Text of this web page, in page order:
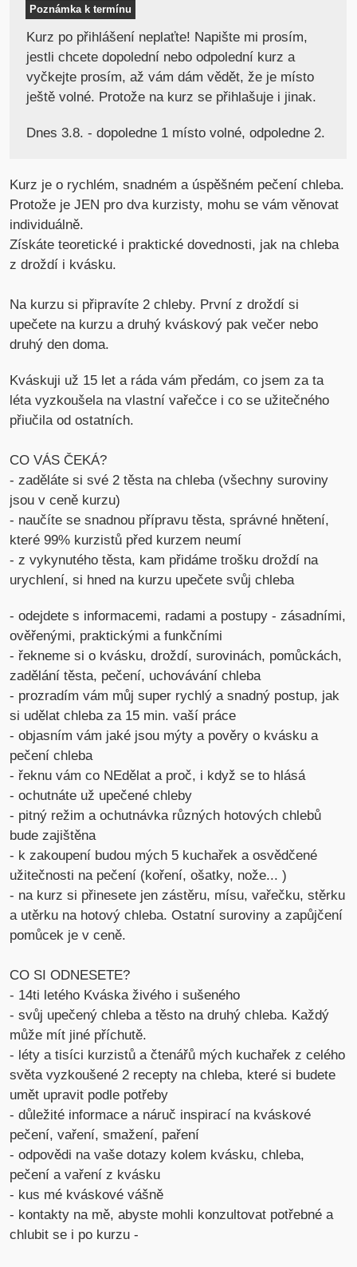
Poznámka k termínu
Kurz po přihlášení neplaťte! Napište mi prosím,
jestli chcete dopolední nebo odpolední kurz a
vyčkejte prosím, až vám dám vědět, že je místo
ještě volné. Protože na kurz se přihlašuje i jinak.
Dnes 3.8. - dopoledne 1 místo volné, odpoledne 2.
Kurz je o rychlém, snadném a úspěšném pečení chleba.
Protože je JEN pro dva kurzisty, mohu se vám věnovat
individuálně.
Získáte teoretické i praktické dovednosti, jak na chleba
z droždí i kvásku.
Na kurzu si připravíte 2 chleby. První z droždí si
upečete na kurzu a druhý kváskový pak večer nebo
druhý den doma.
Kváskuji už 15 let a ráda vám předám, co jsem za ta
léta vyzkoušela na vlastní vařečce i co se užitečného
přiučila od ostatních.
CO VÁS ČEKÁ?
- zaděláte si své 2 těsta na chleba (všechny suroviny
jsou v ceně kurzu)
- naučíte se snadnou přípravu těsta, správné hnětení,
které 99% kurzistů před kurzem neumí
- z vykynutého těsta, kam přidáme trošku droždí na
urychlení, si hned na kurzu upečete svůj chleba
- odejdete s informacemi, radami a postupy - zásadními,
ověřenými, praktickými a funkčními
- řekneme si o kvásku, droždí, surovinách, pomůckách,
zadělání těsta, pečení, uchovávání chleba
- prozradím vám můj super rychlý a snadný postup, jak
si udělat chleba za 15 min. vaší práce
- objasním vám jaké jsou mýty a pověry o kvásku a
pečení chleba
- řeknu vám co NEdělat a proč, i když se to hlásá
- ochutnáte už upečené chleby
- pitný režim a ochutnávka různých hotových chlebů
bude zajištěna
- k zakoupení budou mých 5 kuchařek a osvědčené
užitečnosti na pečení (koření, ošatky, nože... )
- na kurz si přinesete jen zástěru, mísu, vařečku, stěrku
a utěrku na hotový chleba. Ostatní suroviny a zapůjčení
pomůcek je v ceně.
CO SI ODNESETE?
- 14ti letého Kváska živého i sušeného
- svůj upečený chleba a těsto na druhý chleba. Každý
může mít jiné příchutě.
- léty a tisíci kurzistů a čtenářů mých kuchařek z celého
světa vyzkoušené 2 recepty na chleba, které si budete
umět upravit podle potřeby
- důležité informace a náruč inspirací na kváskové
pečení, vaření, smažení, paření
- odpovědi na vaše dotazy kolem kvásku, chleba,
pečení a vaření z kvásku
- kus mé kváskové vášně
- kontakty na mě, abyste mohli konzultovat potřebné a
chlubit se i po kurzu -